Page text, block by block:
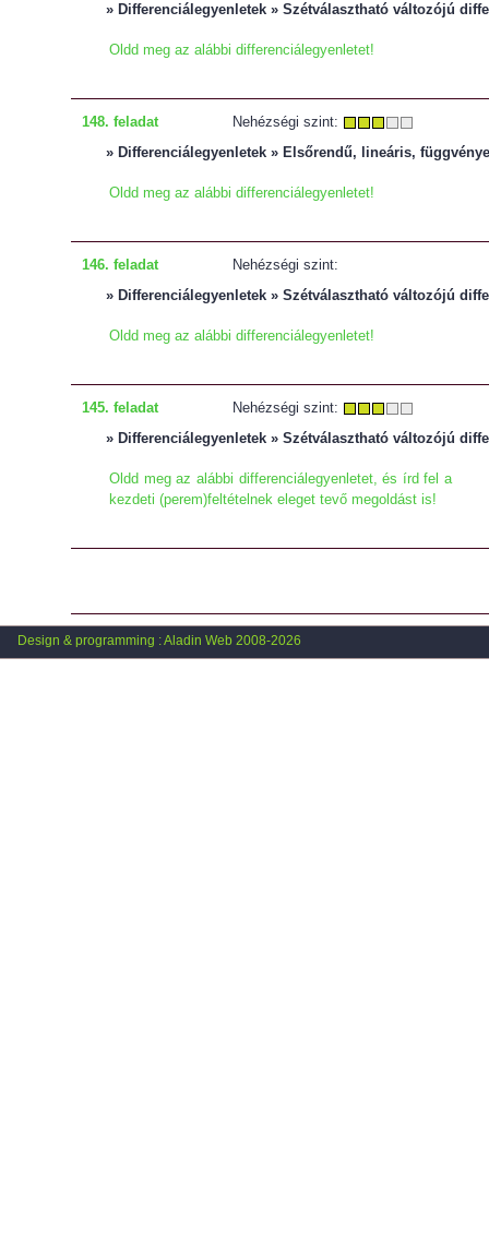
» Differenciálegyenletek » Szétválasztható változójú
Oldd meg az alábbi differenciálegyenletet!
148. feladat
Nehézségi szint:
» Differenciálegyenletek » Elsőrendű, lineáris,
Oldd meg az alábbi differenciálegyenletet!
146. feladat
Nehézségi szint:
» Differenciálegyenletek » Szétválasztható változójú
Oldd meg az alábbi differenciálegyenletet!
145. feladat
Nehézségi szint:
» Differenciálegyenletek » Szétválasztható változójú
Oldd meg az alábbi differenciálegyenletet, és írd fel a
kezdeti (perem)feltételnek eleget tevő megoldást is!
Design & programming : Aladin Web 2008-2026